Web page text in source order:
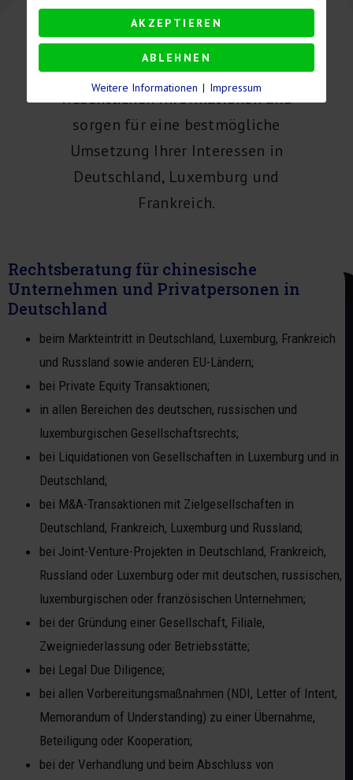
Privatrechts. Wir beraten Sie bei
Bedarf auf Chinesisch, koordinieren
und bündeln die für Sie
wesentlichen Informationen und
sorgen für eine bestmögliche
Umsetzung Ihrer Interessen in
Deutschland, Luxemburg und
Frankreich.
Rechtsberatung für chinesische
Unternehmen und Privatpersonen in
Deutschland
beim Markteintritt in Deutschland, Luxemburg, Frankreich
und Russland sowie anderen EU-Ländern;
bei Private Equity Transaktionen;
in allen Bereichen des deutschen, russischen und
luxemburgischen Gesellschaftsrechts;
bei Liquidationen von Gesellschaften in Luxemburg und in
Deutschland;
bei M&A-Transaktionen mit Zielgesellschaften in
Deutschland, Frankreich, Luxemburg und Russland;
bei Joint-Venture-Projekten in Deutschland, Frankreich,
Russland oder Luxemburg oder mit deutschen, russischen,
luxemburgischen oder französischen Unternehmen;
bei der Gründung einer Gesellschaft, Filiale,
Zweigniederlassung oder Betriebsstätte;
bei Legal Due Diligence;
bei allen Vorbereitungsmaßnahmen (NDI, Letter of Intent,
Memorandum of Understanding) zu einer Übernahme,
Beteiligung oder Kooperation;
bei der Verhandlung und beim Abschluss von
AKZEPTIEREN
ABLEHNEN
Weitere Informationen | Impressum